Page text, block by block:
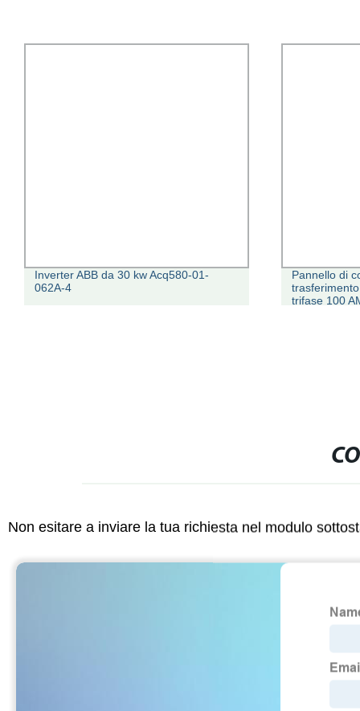
Inverter ABB da 30 kw Acq580-01-
062A-4
Pannello di
trifase 100
Non esitare a inviare la tua richiesta nel modulo